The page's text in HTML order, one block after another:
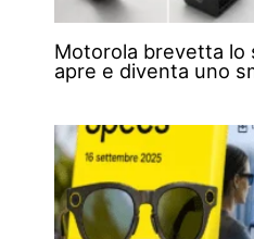
Motorola brevetta lo
apre e diventa uno